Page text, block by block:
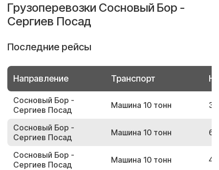
Грузоперевозки Сосновый Бор -
Сергиев Посад
Последние рейсы
Направление Транспорт
Сосновый Бор -
Сергиев Посад
Машина 10 тонн
Сосновый Бор -
Сергиев Посад
Машина 10 тонн
Сосновый Бор -
Сергиев Посад
Машина 10 тонн